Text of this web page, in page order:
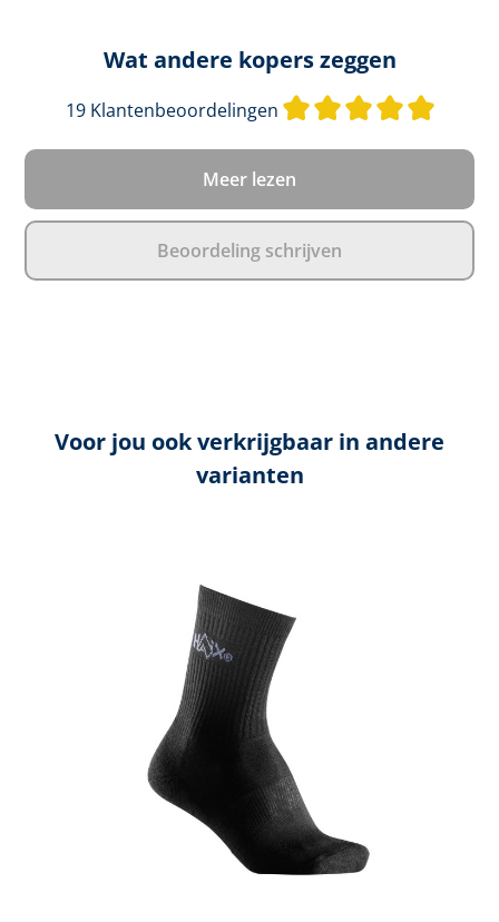
Wat andere kopers zeggen
19 Klantenbeoordelingen
Meer lezen
Beoordeling schrijven
Voor jou ook verkrijgbaar in andere
varianten